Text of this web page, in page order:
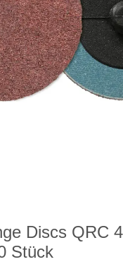
Discs QRC
Stück